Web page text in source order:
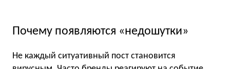
Почему появляются «недошутки»
Не каждый ситуативный пост становится